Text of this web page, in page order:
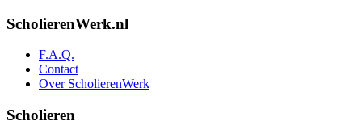
ScholierenWerk.nl
F.A.Q.
Contact
Over ScholierenWerk
Scholieren